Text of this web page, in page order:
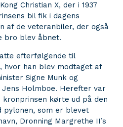
Christian X, der i 1937
bil fik i dagens
af de veteranbiler, der også
bro blev åbnet.
efterfølgende til
hvor han blev modtaget af
Signe Munk og
Holmboe. Herefter var
kørte ud på den
pylonen, som er blevet
Dronning Margrethe II’s